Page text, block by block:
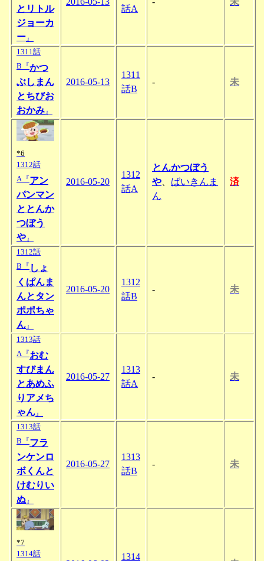
とリトル
ジョーカ
ー 』
話A
1311話
B『かつ
ぶしまん
とちびお
おかみ 』
2016-05-13
1311
話B
- 未
*6
1312話
A『アン
パンマン
ととんか
つぼう
や 』
2016-05-20
1312
話A
とんかつぼう
や
ばいきんま
ん
済
1312話
B『 しょ
くぱんま
んとタン
ポポちゃ
ん 』
2016-05-20
1312
話B
- 未
1313話
A『おむ
すびまん
とあめふ
りアメち
ゃん 』
2016-05-27
1313
話A
- 未
1313話
B『フラ
ンケンロ
ボくんと
けむりい
ぬ 』
2016-05-27
1313
話B
- 未
*7
1314話
1314